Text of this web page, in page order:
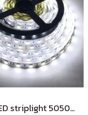
ไฟเส้น LED striplight 5050 12V 14W แสง Daylight IP20 (รุ่นประหยัด)